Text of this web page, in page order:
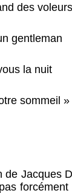
des voleurs
gentleman
la nuit
sommeil »
Jacques